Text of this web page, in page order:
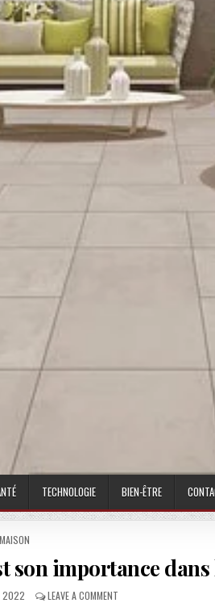
TECHNOLOGIE BIEN-ÊTRE
POSTED IN
MAISON
son importance
2022 LEAVE A COMMENT ON L’ARCHITECTE